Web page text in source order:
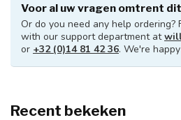
Voor al uw vragen omtrent
Or do you need any help
with our support department at
or +32 (0)14 81 42 36. We're
Recent bekeken